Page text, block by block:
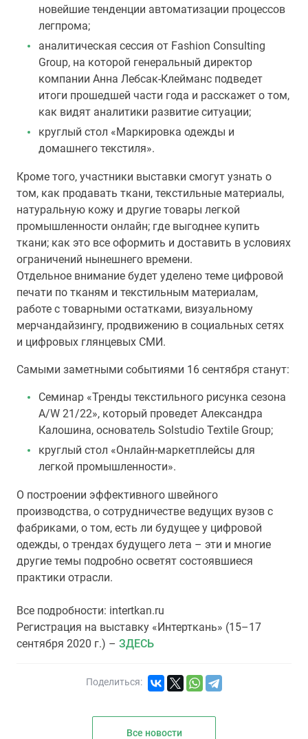
новейшие тенденции автоматизации процессов
легпрома;
аналитическая сессия от Fashion Consulting
Group, на которой генеральный директор
компании Анна Лебсак-Клейманс подведет
итоги прошедшей части года и расскажет о том,
как видят аналитики развитие ситуации;
круглый стол «Маркировка одежды и
домашнего текстиля».
Кроме того, участники выставки смогут узнать о
том, как продавать ткани, текстильные материалы,
натуральную кожу и другие товары легкой
промышленности онлайн; где выгоднее купить
ткани; как это все оформить и доставить в условиях
ограничений нынешнего времени.
Отдельное внимание будет уделено теме цифровой
печати по тканям и текстильным материалам,
работе с товарными остатками, визуальному
мерчандайзингу, продвижению в социальных сетях
и цифровых глянцевых СМИ.
Самыми заметными событиями 16 сентября станут:
Семинар «Тренды текстильного рисунка сезона
A/W 21/22», который проведет Александра
Калошина, основатель Solstudio Textile Group;
круглый стол «Онлайн-маркетплейсы для
легкой промышленности».
О построении эффективного швейного
производства, о сотрудничестве ведущих вузов с
фабриками, о том, есть ли будущее у цифровой
одежды, о трендах будущего лета – эти и многие
другие темы подробно осветят состоявшиеся
практики отрасли.
Все подробности: intertkan.ru
Регистрация на выставку «Интерткань» (15–17
сентября 2020 г.) – ЗДЕСЬ
Поделиться:
Все новости